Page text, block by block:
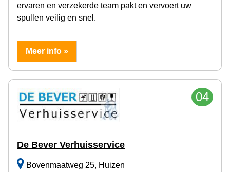
ervaren en verzekerde team pakt en vervoert uw
spullen veilig en snel.
Meer info »
04
De Bever Verhuisservice
Bovenmaatweg 25, Huizen